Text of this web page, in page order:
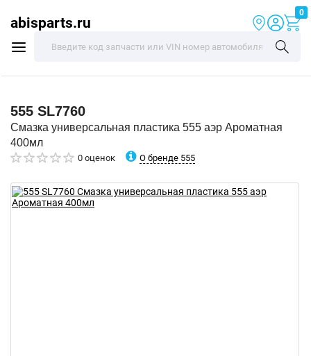
abisparts.ru
0
555 SL7760
Смазка универсальная пластика 555 аэр Ароматная
400мл
0 оценок О бренде 555